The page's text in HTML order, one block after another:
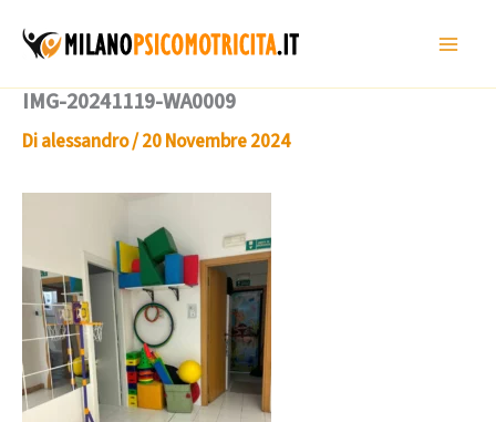
IMG-20241119-WA0009
Dialessandro/20 Novembre 2024